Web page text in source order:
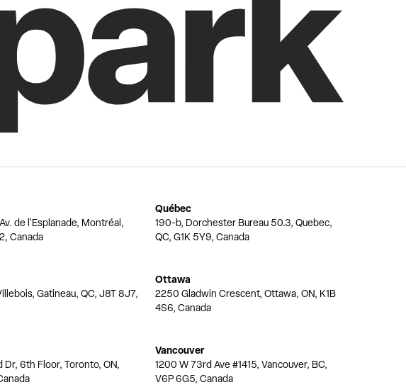
de l'Esplanade, Montréal,
Canada
Québec
190-b, Dorchester Bureau 50.3, Quebec,
QC, G1K 5Y9, Canada
Gatineau, QC, J8T 8J7,
Ottawa
2250 Gladwin Crescent, Ottawa, ON, K1B
4S6, Canada
Dr, 6th Floor, Toronto, ON,
Vancouver
1200 W 73rd Ave #1415, Vancouver, BC,
V6P 6G5, Canada